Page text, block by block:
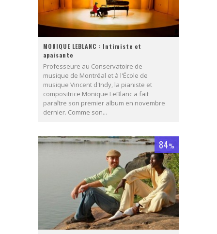
MONIQUE LEBLANC : Intimiste et
apaisante
Professeure au Conservatoire de
musique de Montréal et à l'École de
musique Vincent d'Indy, la pianiste et
compositrice Monique LeBlanc a fait
paraître son premier album en novembre
dernier. Comme son...
84%